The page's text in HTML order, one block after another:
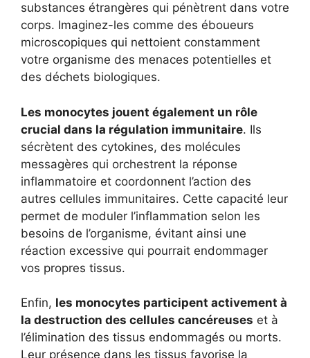
substances étrangères qui pénètrent dans votre
corps. Imaginez-les comme des éboueurs
microscopiques qui nettoient constamment
votre organisme des menaces potentielles et
des déchets biologiques.
Les monocytes jouent également un rôle
crucial dans la régulation immunitaire. Ils
sécrètent des cytokines, des molécules
messagères qui orchestrent la réponse
inflammatoire et coordonnent l’action des
autres cellules immunitaires. Cette capacité leur
permet de moduler l’inflammation selon les
besoins de l’organisme, évitant ainsi une
réaction excessive qui pourrait endommager
vos propres tissus.
Enfin, les monocytes participent activement à
la destruction des cellules cancéreuses et à
l’élimination des tissus endommagés ou morts.
Leur présence dans les tissus favorise la